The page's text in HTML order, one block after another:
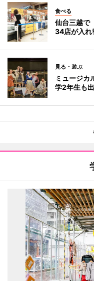
食べる
仙台三越で
34店が入れ
見る・遊ぶ
ミュージ
学2年生も